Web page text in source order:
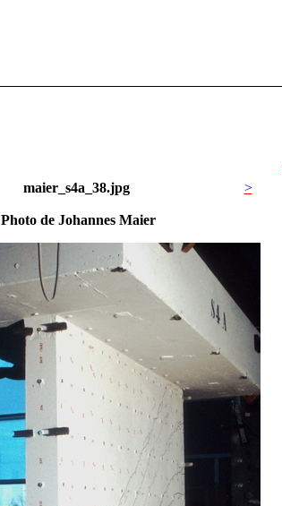
maier_s4a_38.jpg >
Photo de Johannes Maier